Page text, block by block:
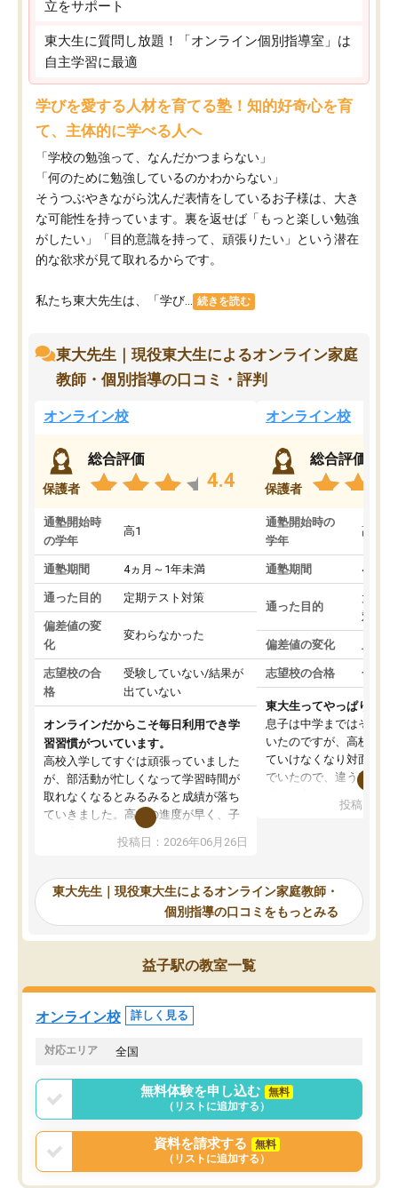
立をサポート
東大生に質問し放題！「オンライン個別指導室」は
自主学習に最適
学びを愛する人材を育てる塾！知的好奇心を育
て、主体的に学べる人へ
「学校の勉強って、なんだかつまらない」
「何のために勉強しているのかわからない」
そうつぶやきながら沈んだ表情をしているお子様は、大き
な可能性を持っています。裏を返せば「もっと楽しい勉強
がしたい」「目的意識を持って、頑張りたい」という潜在
的な欲求が見て取れるからです。
私たち東大先生は、「学び... 続きを読む
東大先生｜現役東大生によるオンライン家庭
教師・個別指導の口コミ・評判
オンライン校
保護者
総合評価
4.4
通塾開始時
の学年
高1
通塾期間 4ヵ月～1年未満
通った目的 定期テスト対策
偏差値の変
化
変わらなかった
志望校の合
格
受験していない/結果が
出ていない
オンラインだからこそ毎日利用でき学
習習慣がついています。
高校入学してすぐは頑張っていました
が、部活動が忙しくなって学習時間が
取れなくなるとみるみると成績が落ち
ていきました。高校の進度が早く、子
供も家に帰って勉強の話すると嫌な反
応を示します。東大先生にお願いして
れるので、親としても安心です。毎日
使える自習室とかもあり、わからない
ところがあれば先生が回答してくれる
のも重宝しています。
投稿日：2026年06月26日
オンライン校
保護者
総合評価
通塾開始時の
学年
高3
通塾期間 4ヵ月
通った目的
大学
対策
偏差値の変化 上が
志望校の合格 合格
東大生ってやっぱりすご
息子は中学まではそこそ
いたのですが、高校に入
ていけなくなり対面の塾
でいたので、違うアプロ
で、当初は模試でD判定
自習室が毎日使えていつ
るのが心強かったよう
謝です。
投稿日：
東大先生｜現役東大生によるオンライン家庭教師・
個別指導の口コミをもっとみる
益子駅の教室一覧
オンライン校 詳しく見る
対応エリア 全国
無料体験を申し込む
無料
（リストに追加する）
資料を請求する
無料
（リストに追加する）